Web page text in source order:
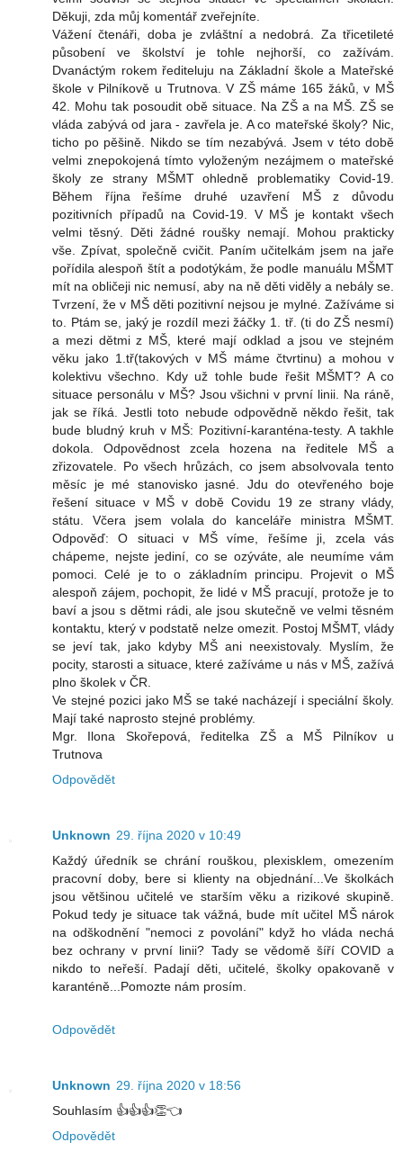
Děkuji, zda můj komentář zveřejníte.
Vážení čtenáři, doba je zvláštní a nedobrá. Za třicetileté
působení ve školství je tohle nejhorší, co zažívám.
Dvanáctým rokem řediteluju na Základní škole a Mateřské
škole v Pilníkově u Trutnova. V ZŠ máme 165 žáků, v MŠ
42. Mohu tak posoudit obě situace. Na ZŠ a na MŠ. ZŠ se
vláda zabývá od jara - zavřela je. A co mateřské školy? Nic,
ticho po pěšině. Nikdo se tím nezabývá. Jsem v této době
velmi znepokojená tímto vyloženým nezájmem o mateřské
školy ze strany MŠMT ohledně problematiky Covid-19.
Během října řešíme druhé uzavření MŠ z důvodu
pozitivních případů na Covid-19. V MŠ je kontakt všech
velmi těsný. Děti žádné roušky nemají. Mohou prakticky
vše. Zpívat, společně cvičit. Paním učitelkám jsem na jaře
pořídila alespoň štít a podotýkám, že podle manuálu MŠMT
mít na obličeji nic nemusí, aby na ně děti viděly a nebály se.
Tvrzení, že v MŠ děti pozitivní nejsou je mylné. Zažíváme si
to. Ptám se, jaký je rozdíl mezi žáčky 1. tř. (ti do ZŠ nesmí)
a mezi dětmi z MŠ, které mají odklad a jsou ve stejném
věku jako 1.tř(takových v MŠ máme čtvrtinu) a mohou v
kolektivu všechno. Kdy už tohle bude řešit MŠMT? A co
situace personálu v MŠ? Jsou všichni v první linii. Na ráně,
jak se říká. Jestli toto nebude odpovědně někdo řešit, tak
bude bludný kruh v MŠ: Pozitivní-karanténa-testy. A takhle
dokola. Odpovědnost zcela hozena na ředitele MŠ a
zřizovatele. Po všech hrůzách, co jsem absolvovala tento
měsíc je mé stanovisko jasné. Jdu do otevřeného boje
řešení situace v MŠ v době Covidu 19 ze strany vlády,
státu. Včera jsem volala do kanceláře ministra MŠMT.
Odpověď: O situaci v MŠ víme, řešíme ji, zcela vás
chápeme, nejste jediní, co se ozýváte, ale neumíme vám
pomoci. Celé je to o základním principu. Projevit o MŠ
alespoň zájem, pochopit, že lidé v MŠ pracují, protože je to
baví a jsou s dětmi rádi, ale jsou skutečně ve velmi těsném
kontaktu, který v podstatě nelze omezit. Postoj MŠMT, vlády
se jeví tak, jako kdyby MŠ ani neexistovaly. Myslím, že
pocity, starosti a situace, které zažíváme u nás v MŠ, zažívá
plno školek v ČR.
Ve stejné pozici jako MŠ se také nacházejí i speciální školy.
Mají také naprosto stejné problémy.
Mgr. Ilona Skořepová, ředitelka ZŠ a MŠ Pilníkov u
Trutnova
Odpovědět
Unknown 29. října 2020 v 10:49
Každý úředník se chrání rouškou, plexisklem, omezením
pracovní doby, bere si klienty na objednání...Ve školkách
jsou většinou učitelé ve starším věku a rizikové skupině.
Pokud tedy je situace tak vážná, bude mít učitel MŠ nárok
na odškodnění "nemoci z povolání" když ho vláda nechá
bez ochrany v první linii? Tady se vědomě šíří COVID a
nikdo to neřeší. Padají děti, učitelé, školky opakovaně v
karanténě...Pomozte nám prosím.
Odpovědět
Unknown 29. října 2020 v 18:56
Souhlasím 👍👍👍👏👈
Odpovědět